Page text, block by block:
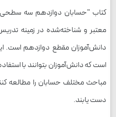
کتاب "حسابان دوازدهم سه سطحی
معتبر و شناخته‌شده در زمینه
دانش‌آموزان مقطع دوازدهم است.
است که دانش‌آموزان بتوانند با
مباحث مختلف حسابان را مطالعه
دست یابند.